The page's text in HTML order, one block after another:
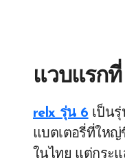
แวบแรก
relx รุ่น 6 เป็น
แบตเตอรี่ที่ใหญ่
ในไทย แต่กระ